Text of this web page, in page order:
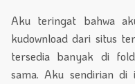
Aku teringat bahwa
kudownload dari situs
tersedia banyak di
sama. Aku sendirian di